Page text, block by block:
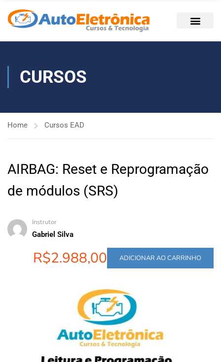
CURSOS
Home Cursos EAD
AIRBAG: Reset e Reprogramação
de módulos (SRS)
Instrutor
Gabriel Silva
R$2.988,00 ADICIONAR AO CARRINHO